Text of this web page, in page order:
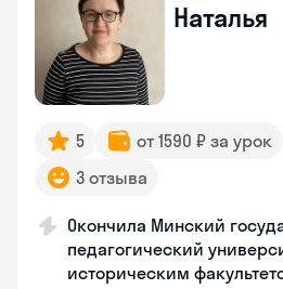
Наталья
5 от 1590 ₽ за урок
3 отзыва
Окончила Минский
педагогический
историческим